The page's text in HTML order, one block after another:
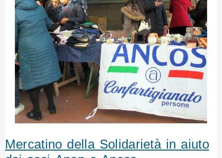
Mercatino della Solidarietà in aiuto